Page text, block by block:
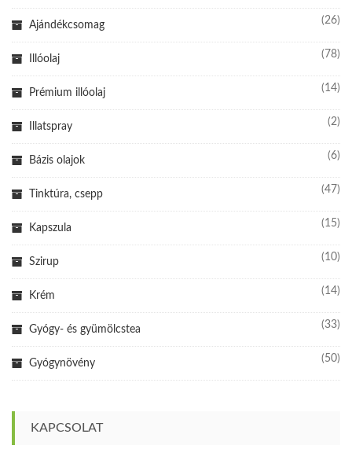
Ajándékcsomag (26)
Illóolaj (78)
Prémium illóolaj (14)
Illatspray (2)
Bázis olajok (6)
Tinktúra, csepp (47)
Kapszula (15)
Szirup (10)
Krém (14)
Gyógy- és gyümölcstea (33)
Gyógynövény (50)
KAPCSOLAT